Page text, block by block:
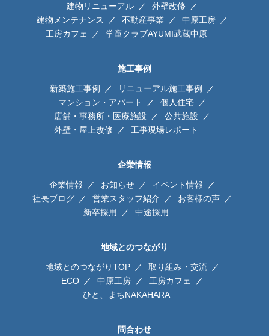
建物リニューアル
外壁改修
建物メンテナンス
不動産事業
中原工房
工房カフェ
学童クラブAYUMI武蔵中原
施工事例
新築施工事例
リニューアル施工事例
マンション・アパート
個人住宅
店舗・事務所・医療施設
公共施設
外壁・屋上改修
工事現場レポート
企業情報
企業情報 お知らせ
イベント情報
社長ブログ
営業スタッフ紹介
お客様の声
新卒採用
中途採用
地域とのつながり
地域とのつながりTOP
取り組み・交流
ECO
中原工房
工房カフェ
ひと、まちNAKAHARA
問合わせ